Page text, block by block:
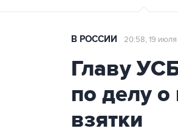
В РОССИИ 20:58, 19 июля
Главу
по делу
взятки